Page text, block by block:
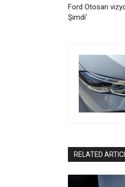
Ford Otosan
Şimdi’
RELATED